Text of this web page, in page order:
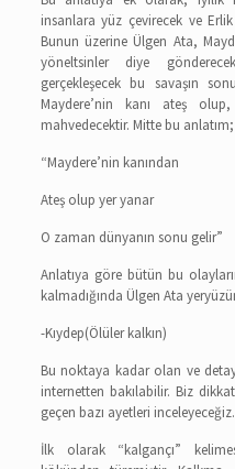
insanlara yüz çevirecek ve
Bunun üzerine Ülgen Ata,
yöneltsinler diye
gerçekleşecek bu savaşın
Maydere’nin kanı ateş
mahvedecektir. Mitte bu anlatım;
“Maydere’nin kanından
Ateş olup yer yanar
O zaman dünyanın sonu gelir”
Anlatıya göre bütün bu
kalmadığında Ülgen Ata
-Kıydep(Ölüler kalkın)
Bu noktaya kadar olan ve
internetten bakılabilir. Biz
geçen bazı ayetleri inceleyeceğiz.
İlk olarak “kalgançı”